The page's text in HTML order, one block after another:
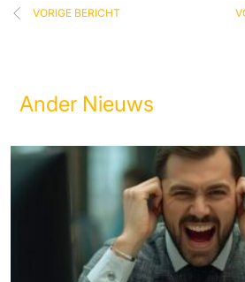
VORIGE BERICHT
Ander Nieuws